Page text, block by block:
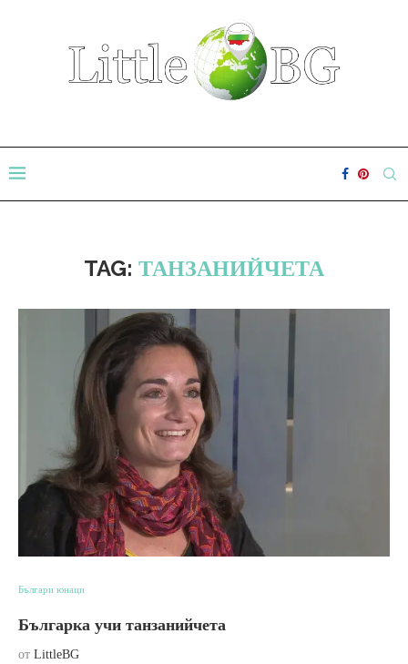
TAG: ТАНЗАНИЙЧЕТА
Българи юнаци
Българка учи танзанийчета
от LittleBG